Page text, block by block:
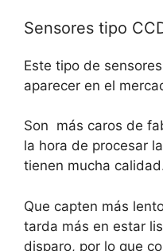
Sensores tipo
Este tipo de
aparecer en el
Son más caros de
la hora de procesar
tienen mucha
Que capten más
tarda más en estar
disparo, por lo que